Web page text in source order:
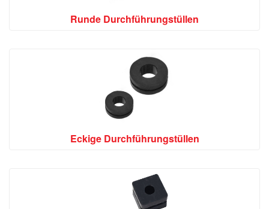
Runde Durchführungstüllen
Eckige Durchführungstüllen